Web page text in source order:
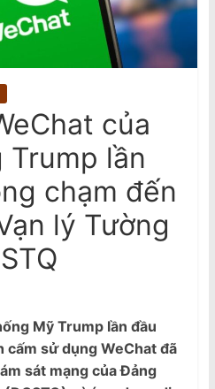
của
Trump lần
chạm đến
lý Tường
Mỹ Trump lần đầu
cấm sử dụng WeChat đã
sát mạng của Đảng